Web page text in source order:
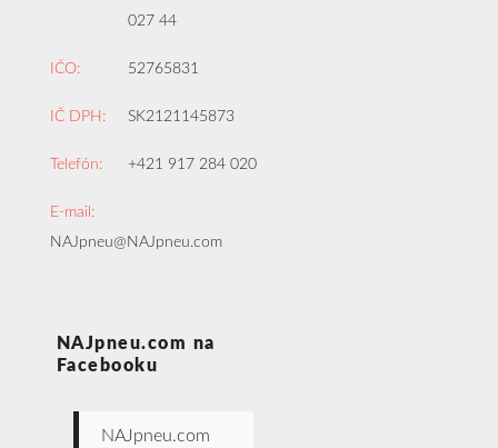
027 44
IČO: 52765831
IČ DPH: SK2121145873
Telefón: +421 917 284 020
E-mail:
NAJpneu@NAJpneu.com
NAJpneu.com na
Facebooku
NAJpneu.com